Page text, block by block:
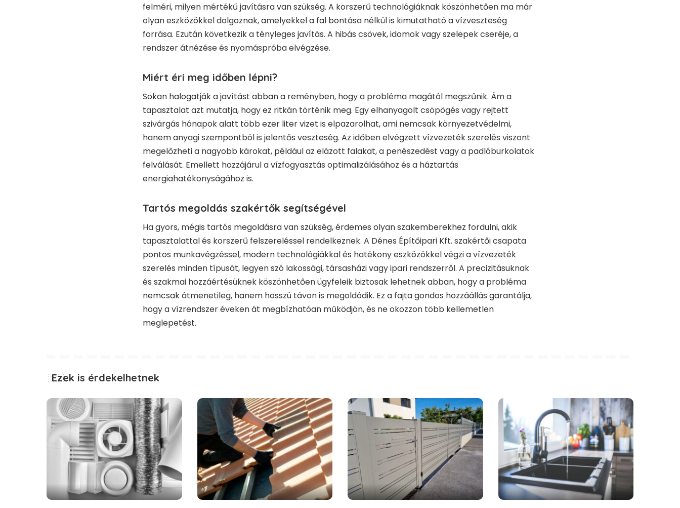
felméri, milyen mértékű javításra van szükség. A korszerű technológiáknak köszönhetően ma már
olyan eszközökkel dolgoznak, amelyekkel a fal bontása nélkül is kimutatható a vízveszteség
forrása. Ezután következik a tényleges javítás. A hibás csövek, idomok vagy szelepek cseréje, a
rendszer átnézése és nyomáspróba elvégzése.
Miért éri meg időben lépni?
Sokan halogatják a javítást abban a reményben, hogy a probléma magától megszűnik. Ám a
tapasztalat azt mutatja, hogy ez ritkán történik meg. Egy elhanyagolt csöpögés vagy rejtett
szivárgás hónapok alatt több ezer liter vizet is elpazarolhat, ami nemcsak környezetvédelmi,
hanem anyagi szempontból is jelentős veszteség. Az időben elvégzett vízvezeték szerelés viszont
megelőzheti a nagyobb károkat, például az elázott falakat, a penészedést vagy a padlóburkolatok
felválását. Emellett hozzájárul a vízfogyasztás optimalizálásához és a háztartás
energiahatékonyságához is.
Tartós megoldás szakértők segítségével
Ha gyors, mégis tartós megoldásra van szükség, érdemes olyan szakemberekhez fordulni, akik
tapasztalattal és korszerű felszereléssel rendelkeznek. A Dénes Építőipari Kft. szakértői csapata
pontos munkavégzéssel, modern technológiákkal és hatékony eszközökkel végzi avízvezeték
szerelés minden típusát, legyen szó lakossági, társasházi vagy ipari rendszerről. A precizitásuknak
és szakmai hozzáértésüknek köszönhetően ügyfeleik biztosak lehetnek abban, hogy a probléma
nemcsak átmenetileg, hanem hosszú távon is megoldódik. Ez a fajta gondos hozzáállás garantálja,
hogy a vízrendszer éveken át megbízhatóan működjön, és ne okozzon több kellemetlen
meglepetést.
Ezek is érdekelhetnek